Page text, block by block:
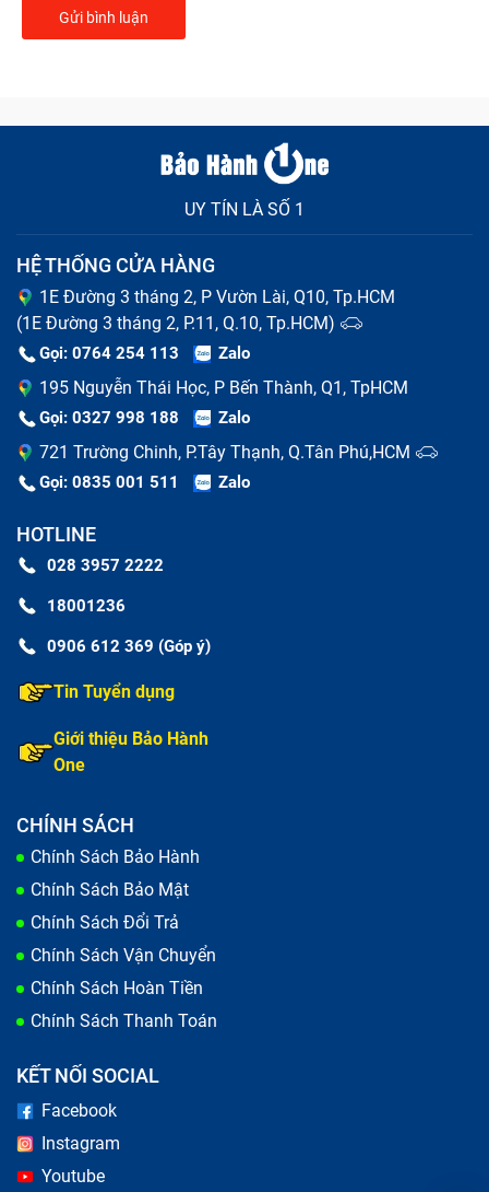
UY TÍN LÀ SỐ 1
HỆ THỐNG CỬA HÀNG
1E Đường 3 tháng 2, P Vườn Lài, Q10, Tp.HCM
(1E Đường 3 tháng 2, P.11, Q.10, Tp.HCM)
Gọi: 0764 254 113 Zalo
195 Nguyễn Thái Học, P Bến Thành, Q1, TpHCM
Gọi: 0327 998 188 Zalo
721 Trường Chinh, P.Tây Thạnh, Q.Tân Phú,HCM
Gọi: 0835 001 511 Zalo
HOTLINE
028 3957 2222
18001236
0906 612 369 (Góp ý)
Tin Tuyển dụng
Giới thiệu Bảo Hành
One
CHÍNH SÁCH
Chính Sách Bảo Hành
Chính Sách Bảo Mật
Chính Sách Đổi Trả
Chính Sách Vận Chuyển
Chính Sách Hoàn Tiền
Chính Sách Thanh Toán
KẾT NỐI SOCIAL
Facebook
Instagram
Youtube